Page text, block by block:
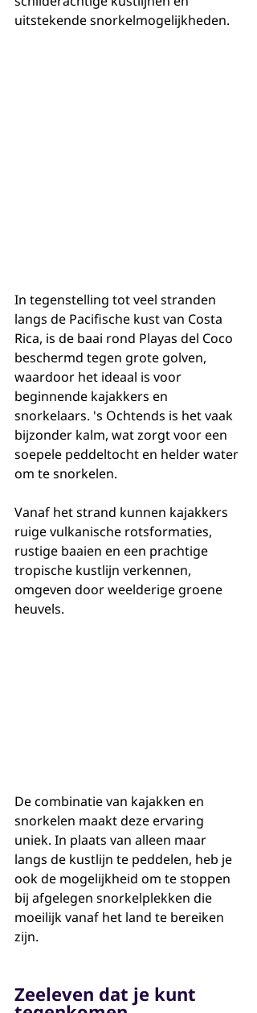
uitstekende snorkelmogelijkheden.
In tegenstelling tot veel stranden
langs de Pacifische kust van Costa
Rica, is de baai rond Playas del Coco
beschermd tegen grote golven,
waardoor het ideaal is voor
beginnende kajakkers en
snorkelaars. 's Ochtends is het vaak
bijzonder kalm, wat zorgt voor een
soepele peddeltocht en helder water
om te snorkelen.
Vanaf het strand kunnen kajakkers
ruige vulkanische rotsformaties,
rustige baaien en een prachtige
tropische kustlijn verkennen,
omgeven door weelderige groene
heuvels.
De combinatie van kajakken en
snorkelen maakt deze ervaring
uniek. In plaats van alleen maar
langs de kustlijn te peddelen, heb je
ook de mogelijkheid om te stoppen
bij afgelegen snorkelplekken die
moeilijk vanaf het land te bereiken
zijn.
Zeeleven dat je kunt